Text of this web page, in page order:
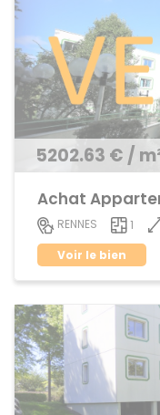
5202.63 € /
Achat
RENNES 1
Voir le bien